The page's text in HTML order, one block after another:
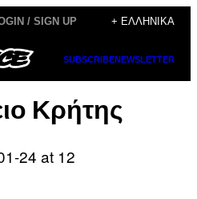
/ SIGN UP + ΕΛΛΗΝΙΚΆ
SUBSCRIBENEWSLETTER
Κρήτης